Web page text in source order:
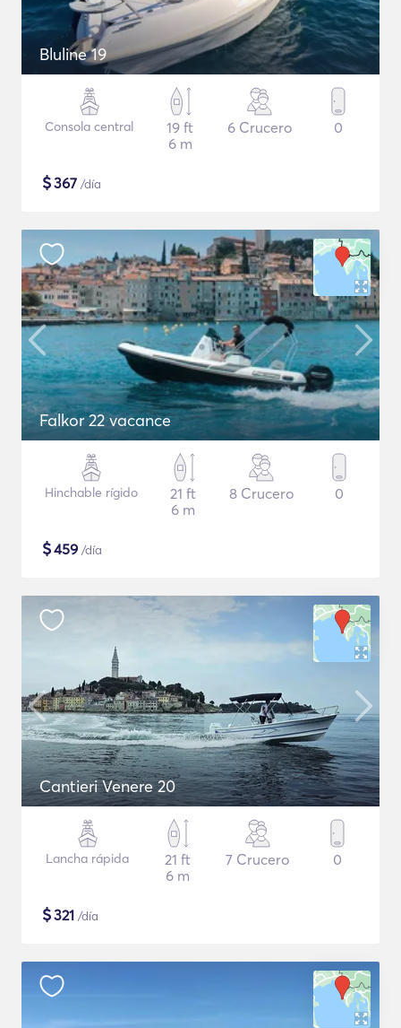
Bluline 19
Consola central
19 ft
6 m
6 Crucero 0
$367 /día
Falkor 22 vacance
Hinchable rígido
21 ft
6 m
8 Crucero 0
$459 /día
Cantieri Venere 20
Lancha rápida
21 ft
6 m
7 Crucero 0
$321 /día